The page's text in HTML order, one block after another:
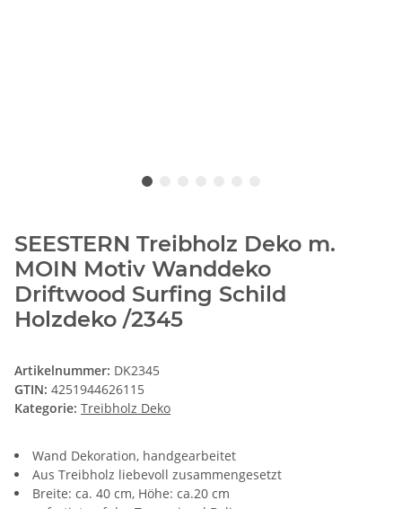
SEESTERN Treibholz Deko m.
MOIN Motiv Wanddeko
Driftwood Surfing Schild
Holzdeko /2345
Artikelnummer: DK2345
GTIN: 4251944626115
Kategorie: Treibholz Deko
Wand Dekoration, handgearbeitet
Aus Treibholz liebevoll zusammengesetzt
Breite: ca. 40 cm, Höhe: ca.20 cm